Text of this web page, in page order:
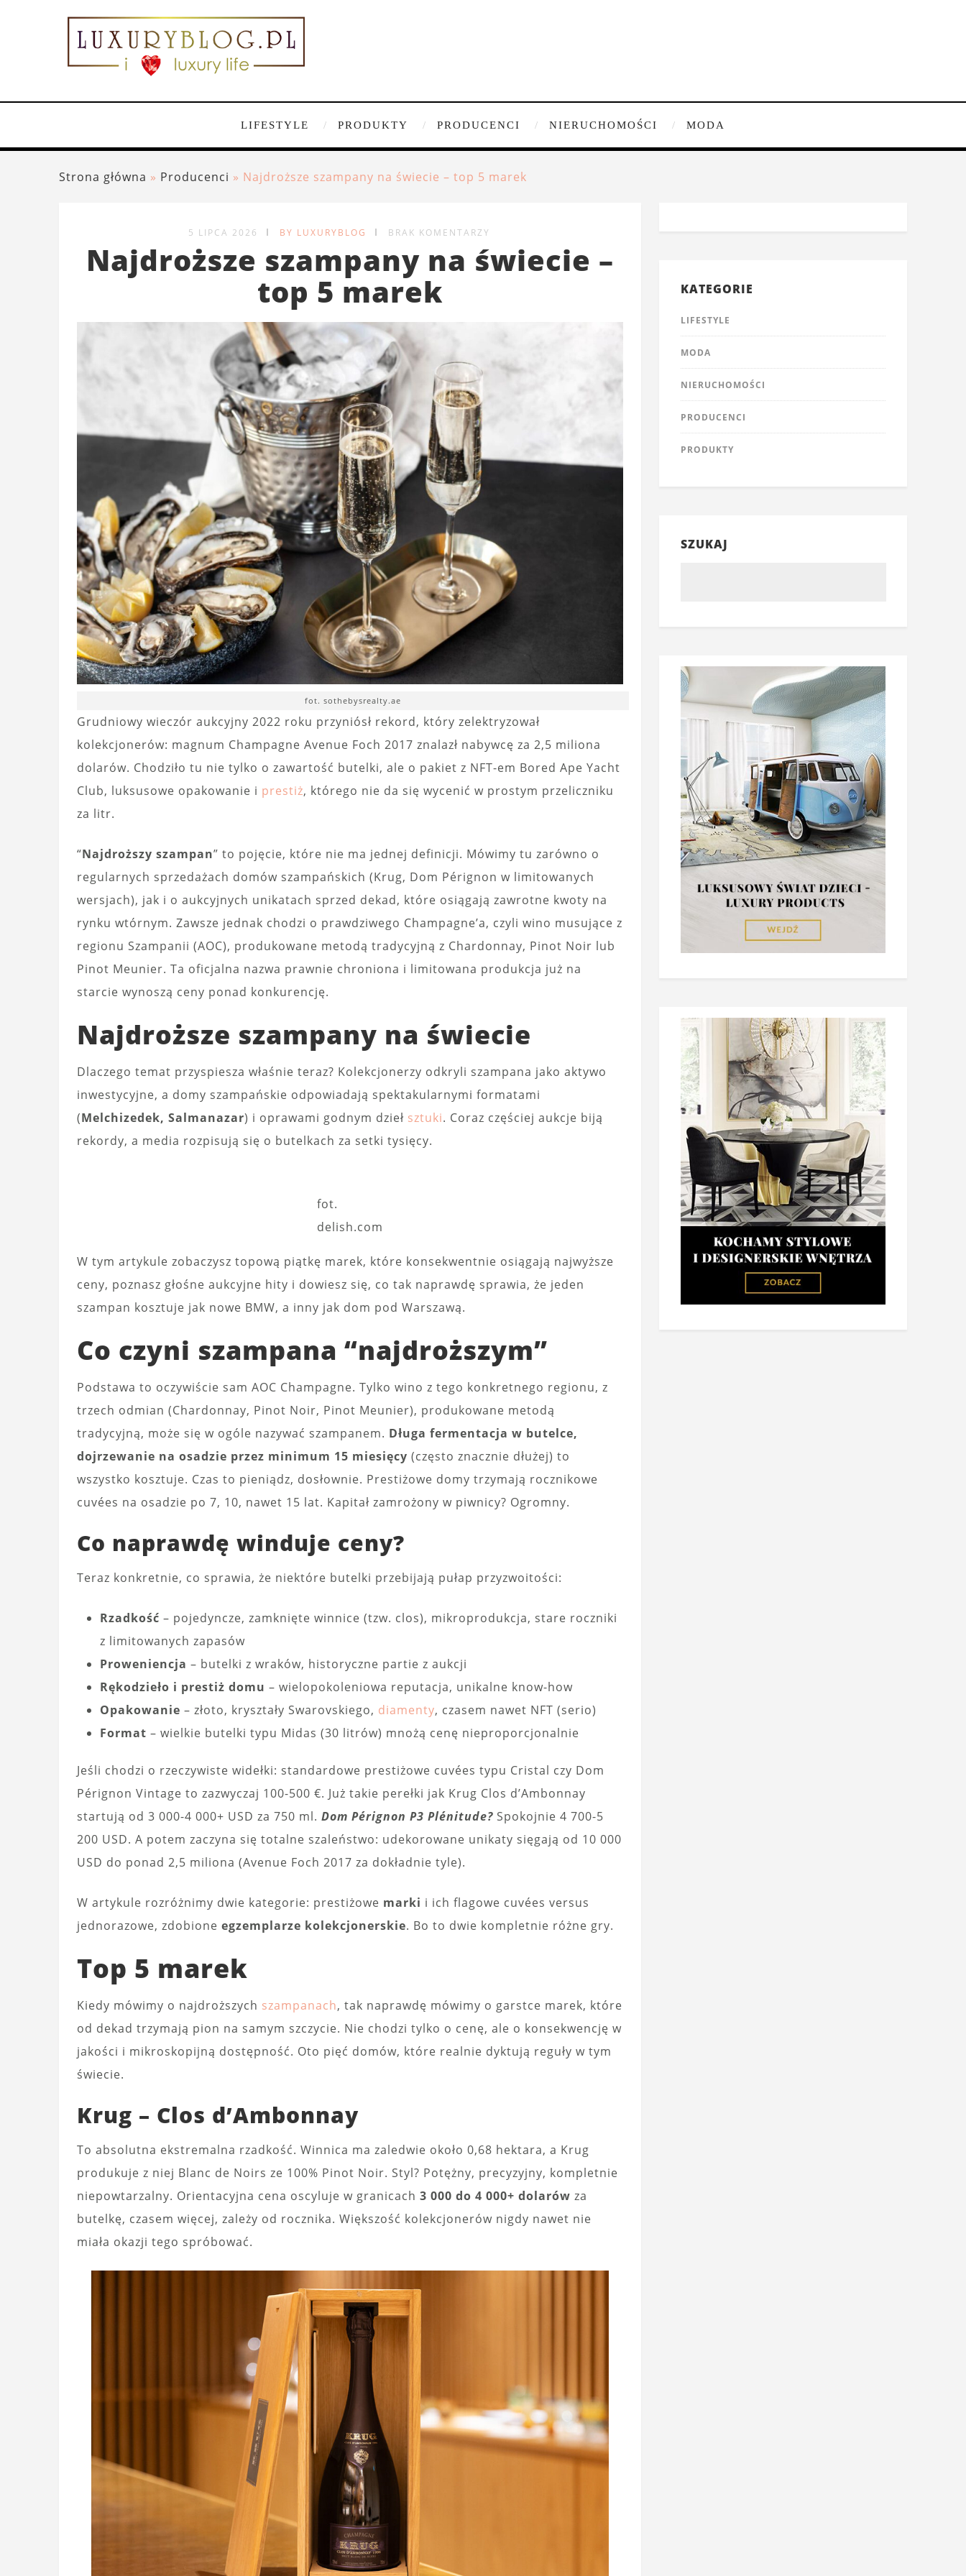
LIFESTYLE PRODUKTY PRODUCENCI NIERUCHOMOŚCI MODA
Strona główna » Producenci » Najdroższe szampany na świecie – top 5 marek
5 LIPCA 2026 BY LUXURYBLOG BRAK KOMENTARZY
Najdroższe szampany na świecie –
top 5 marek
fot. sothebysrealty.ae
Grudniowy wieczór aukcyjny 2022 roku przyniósł rekord, który zelektryzował
kolekcjonerów: magnum Champagne Avenue Foch 2017 znalazł nabywcę za 2,5 miliona
dolarów. Chodziło tu nie tylko o zawartość butelki, ale o pakiet z NFT-em Bored Ape Yacht
Club, luksusowe opakowanie i prestiż, którego nie da się wycenić w prostym przeliczniku
za litr.
“Najdroższy szampan” to pojęcie, które nie ma jednej definicji. Mówimy tu zarówno o
regularnych sprzedażach domów szampańskich (Krug, Dom Pérignon w limitowanych
wersjach), jak i o aukcyjnych unikatach sprzed dekad, które osiągają zawrotne kwoty na
rynku wtórnym. Zawsze jednak chodzi o prawdziwego Champagne’a, czyli wino musujące z
regionu Szampanii (AOC), produkowane metodą tradycyjną z Chardonnay, Pinot Noir lub
Pinot Meunier. Ta oficjalna nazwa prawnie chroniona i limitowana produkcja już na
starcie wynoszą ceny ponad konkurencję.
Najdroższe szampany na świecie
Dlaczego temat przyspiesza właśnie teraz? Kolekcjonerzy odkryli szampana jako aktywo
inwestycyjne, a domy szampańskie odpowiadają spektakularnymi formatami
(Melchizedek, Salmanazar) i oprawami godnym dzieł sztuki. Coraz częściej aukcje biją
rekordy, a media rozpisują się o butelkach za setki tysięcy.
fot.
delish.com
W tym artykule zobaczysz topową piątkę marek, które konsekwentnie osiągają najwyższe
ceny, poznasz głośne aukcyjne hity i dowiesz się, co tak naprawdę sprawia, że jeden
szampan kosztuje jak nowe BMW, a inny jak dom pod Warszawą.
Co czyni szampana “najdroższym”
Podstawa to oczywiście sam AOC Champagne. Tylko wino z tego konkretnego regionu, z
trzech odmian (Chardonnay, Pinot Noir, Pinot Meunier), produkowane metodą
tradycyjną, może się w ogóle nazywać szampanem. Długa fermentacja w butelce,
dojrzewanie na osadzie przez minimum 15 miesięcy (często znacznie dłużej) to
wszystko kosztuje. Czas to pieniądz, dosłownie. Prestiżowe domy trzymają rocznikowe
cuvées na osadzie po 7, 10, nawet 15 lat. Kapitał zamrożony w piwnicy? Ogromny.
Co naprawdę winduje ceny?
Teraz konkretnie, co sprawia, że niektóre butelki przebijają pułap przyzwoitości:
Rzadkość – pojedyncze, zamknięte winnice (tzw. clos), mikroprodukcja, stare roczniki
z limitowanych zapasów
Proweniencja – butelki z wraków, historyczne partie z aukcji
Rękodzieło i prestiż domu – wielopokoleniowa reputacja, unikalne know-how
Opakowanie – złoto, kryształy Swarovskiego, diamenty, czasem nawet NFT (serio)
Format – wielkie butelki typu Midas (30 litrów) mnożą cenę nieproporcjonalnie
Jeśli chodzi o rzeczywiste widełki: standardowe prestiżowe cuvées typu Cristal czy Dom
Pérignon Vintage to zazwyczaj 100-500 €. Już takie perełki jak Krug Clos d’Ambonnay
startują od 3 000-4 000+ USD za 750 ml. Dom Pérignon P3 Plénitude? Spokojnie 4 700-5
200 USD. A potem zaczyna się totalne szaleństwo: udekorowane unikaty sięgają od 10 000
USD do ponad 2,5 miliona (Avenue Foch 2017 za dokładnie tyle).
W artykule rozróżnimy dwie kategorie: prestiżowe marki i ich flagowe cuvées versus
jednorazowe, zdobione egzemplarze kolekcjonerskie. Bo to dwie kompletnie różne gry.
Top 5 marek
Kiedy mówimy o najdroższych szampanach, tak naprawdę mówimy o garstce marek, które
od dekad trzymają pion na samym szczycie. Nie chodzi tylko o cenę, ale o konsekwencję w
jakości i mikroskopijną dostępność. Oto pięć domów, które realnie dyktują reguły w tym
świecie.
Krug – Clos d’Ambonnay
To absolutna ekstremalna rzadkość. Winnica ma zaledwie około 0,68 hektara, a Krug
produkuje z niej Blanc de Noirs ze 100% Pinot Noir. Styl? Potężny, precyzyjny, kompletnie
niepowtarzalny. Orientacyjna cena oscyluje w granicach 3 000 do 4 000+ dolarów za
butelkę, czasem więcej, zależy od rocznika. Większość kolekcjonerów nigdy nawet nie
miała okazji tego spróbować.
KATEGORIE
LIFESTYLE
MODA
NIERUCHOMOŚCI
PRODUCENCI
PRODUKTY
SZUKAJ